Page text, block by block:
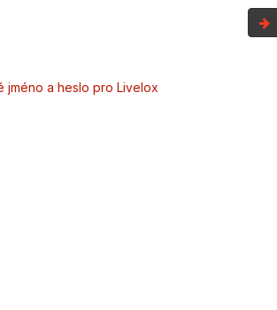
jméno a heslo pro Livelox